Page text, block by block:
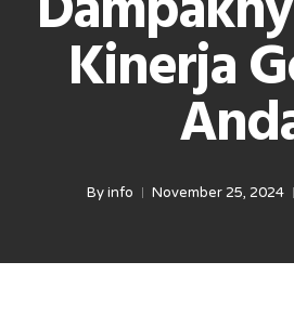
Kinerja
By info November 25, 2024